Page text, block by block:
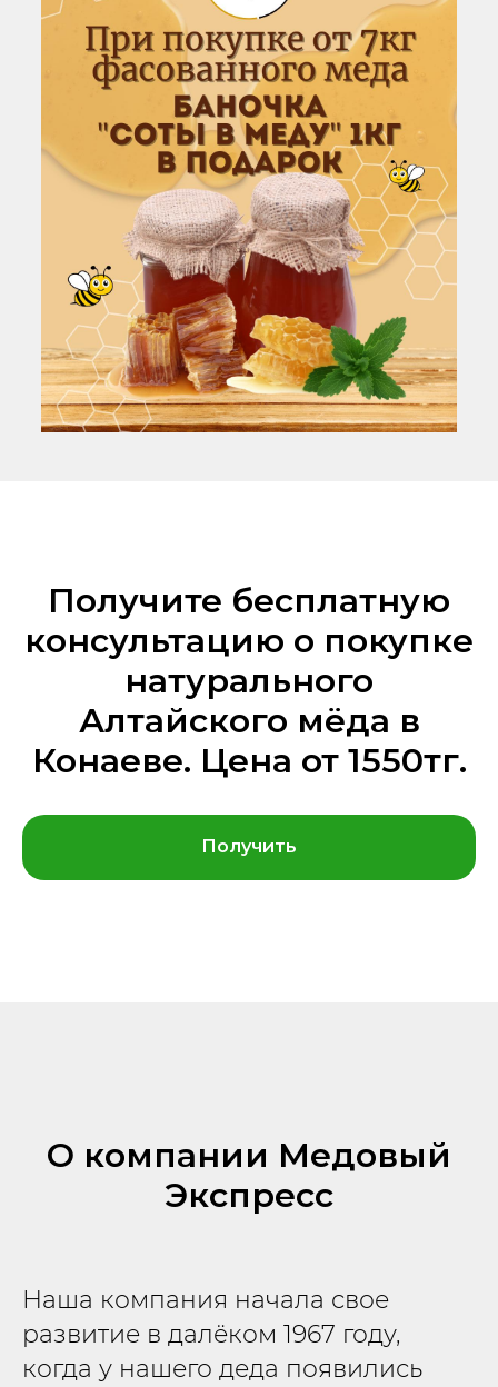
Получите бесплатную
консультацию о покупке
натурального
Алтайского мёда в
Конаеве. Цена от 1550тг.
Получить
О компании Медовый
Экспресс
Наша компания начала свое
развитие в далёком 1967 году,
когда у нашего деда появились